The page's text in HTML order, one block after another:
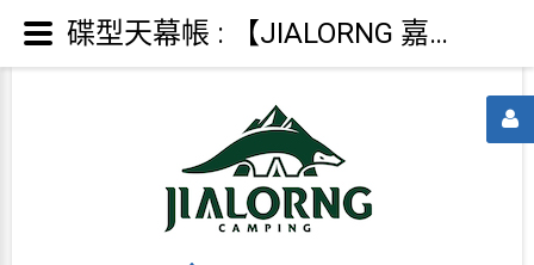
碟型天幕帳 : 【JIALORNG 嘉隆】JIALORNG 70D登山銀膠輕量化 炊事布 台灣製 登山帳 天幕帳 天幕布